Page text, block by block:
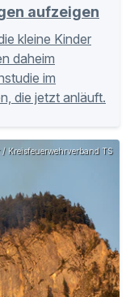
aufzeigen
kleine Kinder
daheim
im
die jetzt anläuft.
/ Kreisfeuerwehrverband TS